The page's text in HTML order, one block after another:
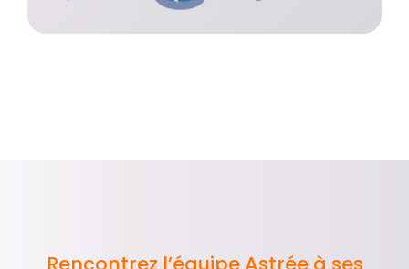
Rencontrez l’équipe Astrée à ses